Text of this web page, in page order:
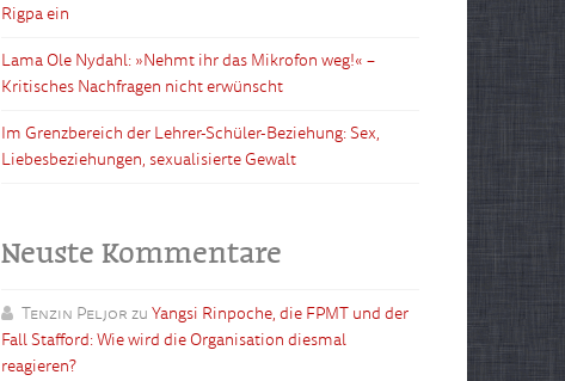
Rigpa ein
Lama Ole Nydahl: »Nehmt ihr das Mikrofon weg!« –
Kritisches Nachfragen nicht erwünscht
Im Grenzbereich der Lehrer-Schüler-Beziehung: Sex,
Liebesbeziehungen, sexualisierte Gewalt
Neuste Kommentare
Tenzin Peljor zu Yangsi Rinpoche, die FPMT und der
Fall Stafford: Wie wird die Organisation diesmal
reagieren?